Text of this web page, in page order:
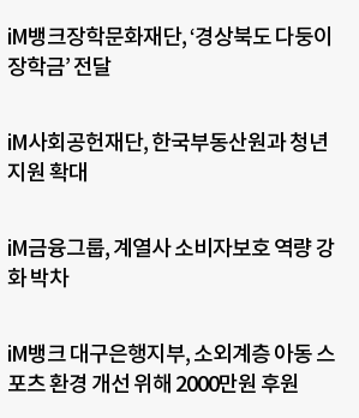
iM뱅크장학문화재단, ‘경상북도 다둥이
장학금’ 전달
iM사회공헌재단, 한국부동산원과 청년
지원 확대
iM금융그룹, 계열사 소비자보호 역량 강
화 박차
iM뱅크 대구은행지부, 소외계층 아동 스
포츠 환경 개선 위해 2000만원 후원